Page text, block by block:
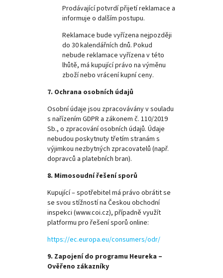
Prodávající potvrdí přijetí reklamace a
informuje o dalším postupu.
Reklamace bude vyřízena nejpozději
do 30 kalendářních dnů. Pokud
nebude reklamace vyřízena v této
lhůtě, má kupující právo na výměnu
zboží nebo vrácení kupní ceny.
7. Ochrana osobních údajů
Osobní údaje jsou zpracovávány v souladu
s nařízením GDPR a zákonem č. 110/2019
Sb., o zpracování osobních údajů. Údaje
nebudou poskytnuty třetím stranám s
výjimkou nezbytných zpracovatelů (např.
dopravců a platebních bran).
8. Mimosoudní řešení sporů
Kupující – spotřebitel má právo obrátit se
se svou stížností na Českou obchodní
inspekci (www.coi.cz), případně využít
platformu pro řešení sporů online:
https://ec.europa.eu/consumers/odr/
9. Zapojení do programu Heureka –
Ověřeno zákazníky